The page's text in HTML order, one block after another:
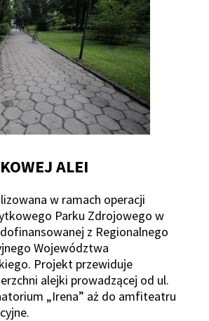
ALEI
w ramach operacji
Parku Zdrojowego w
z Regionalnego
Województwa
Projekt przewiduje
alejki prowadzącej od ul.
„Irena” aż do amfiteatru